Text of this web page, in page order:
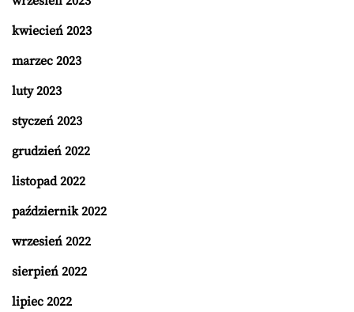
kwiecień 2023
marzec 2023
luty 2023
styczeń 2023
grudzień 2022
listopad 2022
październik 2022
wrzesień 2022
sierpień 2022
lipiec 2022